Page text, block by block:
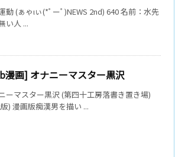
動 (ぁゃιぃ(*ﾟーﾟ)NEWS 2nd) 640 名前：水先
い人 ...
漫画] オナニーマスター黒沢
ーマスター黒沢 (第四十工房落書き置き場)
) 漫画版痴漢男を描い ...